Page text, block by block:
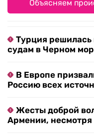
Объясняем
Турция решилась
судам в Черном
В Европе
Россию всех
Жесты доброй
Армении, несмотря